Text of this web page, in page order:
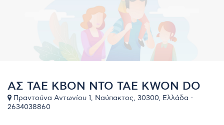
ΑΣ ΤΑΕ ΚΒΟΝ ΝΤΟ TAE KWON DO
Πραντούνα Αντωνίου 1, Ναύπακτος, 30300, Ελλάδα -
2634038860